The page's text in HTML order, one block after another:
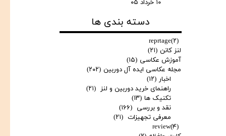
۱۰ خرداد ۰۵
دسته بندی ها
reprtage(۲)
لنز کانن (۲۱)
آموزش عکاسی (۱۵)
مجله عکاسی ایده آل دوربین (۲۰۲)
اخبار (۱۲)
راهنمای خرید دوربین و لنز (۲۱)
تکنیک ها (۱۳)
نقد و بررسی (۱۶۶)
معرفی تجهیزات (۲۱)
review(۴)